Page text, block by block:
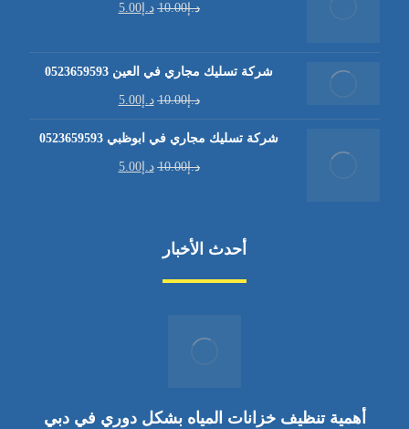
د.إ10.00 د.إ5.00
شركة تسليك مجاري في العين 0523659593
د.إ10.00 د.إ5.00
شركة تسليك مجاري في ابوظبي 0523659593
د.إ10.00 د.إ5.00
أحدث الأخبار
أهمية تنظيف خزانات المياه بشكل دوري في دبي